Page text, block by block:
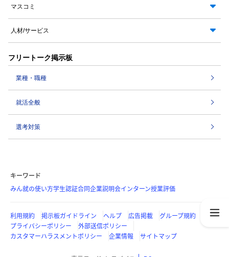
マスコミ
人材/サービス
フリートーク掲示板
業種・職種
就活全般
選考対策
キーワード
みん就の使い方学生認証合同企業説明会インターン授業評価
利用規約 掲示板ガイドライン ヘルプ 広告掲載
グループ規約
プライバシーポリシー
外部送信ポリシー
カスタマーハラスメントポリシー
企業情報 サイトマップ